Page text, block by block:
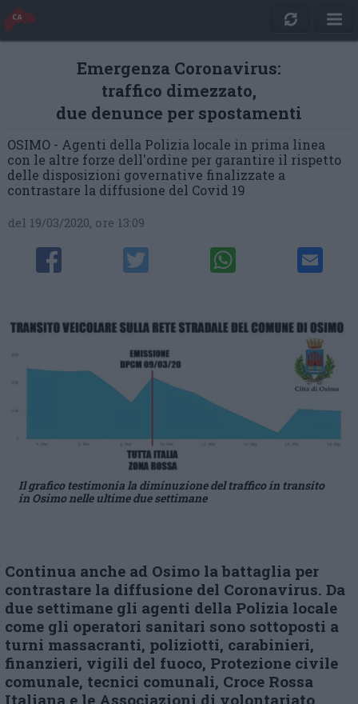
Emergenza Coronavirus:
traffico dimezzato,
due denunce per spostamenti
OSIMO - Agenti della Polizia locale in prima linea
con le altre forze dell'ordine per garantire il rispetto
delle disposizioni governative finalizzate a
contrastare la diffusione del Covid 19
del 19/03/2020, ore 13:09
Il grafico testimonia la diminuzione del traffico in transito
in Osimo nelle ultime due settimane
Continua anche ad Osimo labattaglia per
contrastare la diffusione del Coronavirus. Da
due settimane gli agenti della Polizia locale
come gli operatori sanitari sono sottoposti a
turni massacranti, poliziotti, carabinieri,
finanzieri, vigili del fuoco, Protezione civile
comunale, tecnici comunali, Croce Rossa
Italiana e le Associazioni di volontariato,